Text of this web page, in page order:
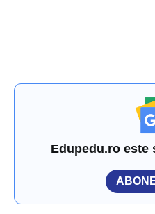
Edupedu.ro este